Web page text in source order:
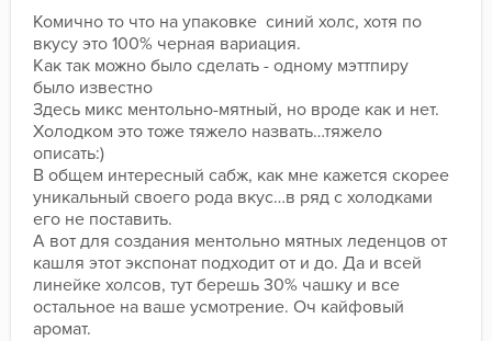
Комично то что на упаковке  синий холс, хотя по
вкусу это 100% черная вариация.
Как так можно было сделать - одному мэттпиру
было известно
Здесь микс ментольно-мятный, но вроде как и нет.
Холодком это тоже тяжело назвать…тяжело
описать:)
В общем интересный сабж, как мне кажется скорее
уникальный своего рода вкус…в ряд с холодками
его не поставить.
А вот для создания ментольно мятных леденцов от
кашля этот экспонат подходит от и до. Да и всей
линейке холсов, тут берешь 30% чашку и все
остальное на ваше усмотрение. Оч кайфовый
аромат.